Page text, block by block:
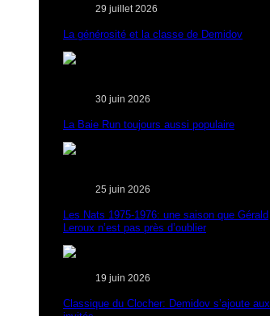
29 juillet 2026
La générosité et la classe de Demidov
30 juin 2026
La Baie Run toujours aussi populaire
25 juin 2026
Les Nats 1975-1976: une saison que Gérald
Leroux n’est pas près d’oublier
19 juin 2026
Classique du Clocher: Demidov s’ajoute aux